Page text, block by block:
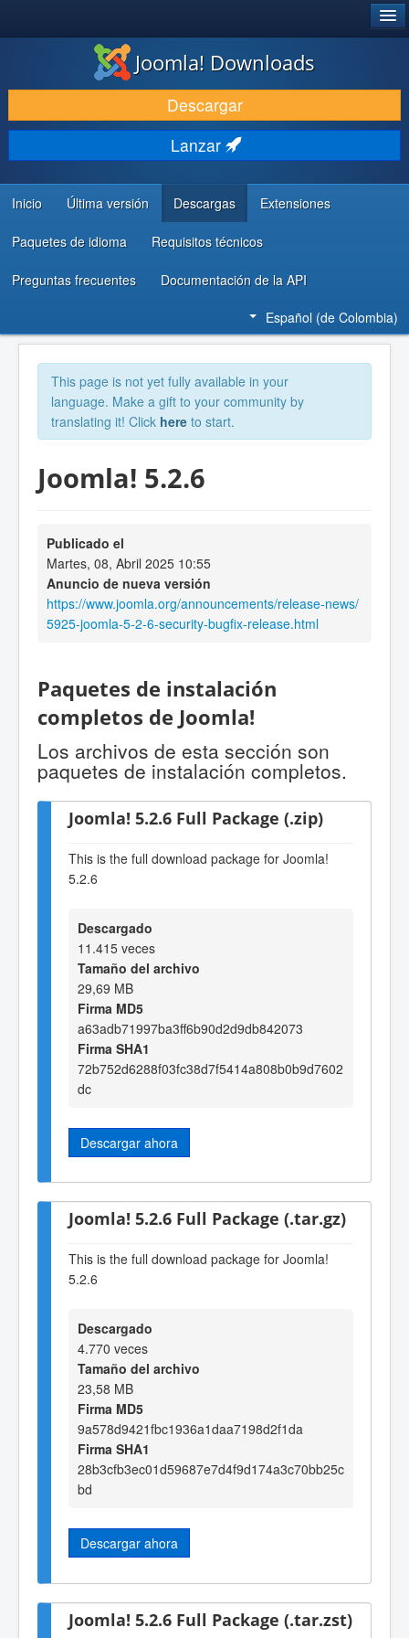
DESCARGAR
DESCUBRE Y APRENDE
COMUNIDAD Y AYUDA
RECURSOS PARA DESARROLLADORES
Joomla! Downloads
Descargar
Lanzar
Inicio Última versión Descargas Extensiones
Paquetes de idioma Requisitos técnicos
Preguntas frecuentes Documentación de la API
Español (de Colombia)
This page is not yet fully available in your
language. Make a gift to your community by
translating it! Click here to start.
Joomla! 5.2.6
Publicado el
Martes, 08, Abril 2025 10:55
Anuncio de nueva versión
https://www.joomla.org/announcements/release-news/
5925-joomla-5-2-6-security-bugfix-release.html
Paquetes de instalación
completos de Joomla!
Los archivos de esta sección son
paquetes de instalación completos.
Joomla! 5.2.6 Full Package (.zip)
This is the full download package for Joomla!
5.2.6
Descargado
11.415 veces
Tamaño del archivo
29,69 MB
Firma MD5
a63adb71997ba3ff6b90d2d9db842073
Firma SHA1
72b752d6288f03fc38d7f5414a808b0b9d7602
dc
Descargar ahora
Joomla! 5.2.6 Full Package (.tar.gz)
This is the full download package for Joomla!
5.2.6
Descargado
4.770 veces
Tamaño del archivo
23,58 MB
Firma MD5
9a578d9421fbc1936a1daa7198d2f1da
Firma SHA1
28b3cfb3ec01d59687e7d4f9d174a3c70bb25c
bd
Descargar ahora
Joomla! 5.2.6 Full Package (.tar.zst)